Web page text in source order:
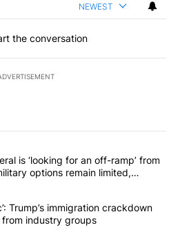
NEWEST
the conversation
most commented articles in the last
top general is ‘looking for an
is ‘looking for an off-ramp’ from
options remain limited,
been chaotic’: Trump’s
Trump’s immigration crackdown
industry groups